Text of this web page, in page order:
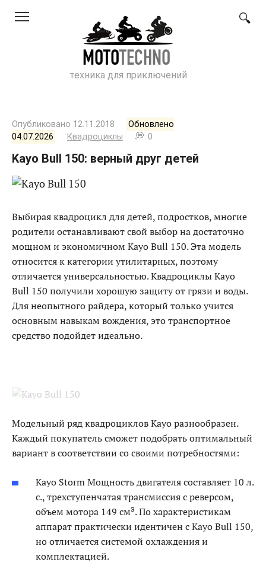
техника для приключений
Опубликовано 12.11.2018
Обновлено
04.07.2026
Квадроциклы 0
Kayo Bull 150: верный друг детей
Выбирая квадроцикл для детей, подростков, многие
родители останавливают свой выбор на достаточно
мощном и экономичном Kayo Bull 150. Эта модель
относится к категории утилитарных, поэтому
отличается универсальностью. Квадроциклы Kayo
Bull 150 получили хорошую защиту от грязи и воды.
Для неопытного райдера, который только учится
основным навыкам вождения, это транспортное
средство подойдет идеально.
Модельный ряд квадроциклов Kayo разнообразен.
Каждый покупатель сможет подобрать оптимальный
вариант в соответствии со своими потребностями:
Kayo Storm Мощность двигателя составляет 10 л.
с., трехступенчатая трансмиссия с реверсом,
объем мотора 149 см³. По характеристикам
аппарат практически идентичен с Kayo Bull 150,
но отличается системой охлаждения и
комплектацией.